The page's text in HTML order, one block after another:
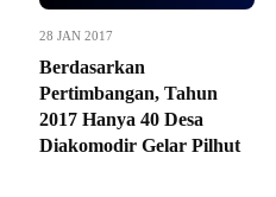
28 JAN 2017
Berdasarkan
Pertimbangan, Tahun
2017 Hanya 40 Desa
Diakomodir Gelar Pilhut